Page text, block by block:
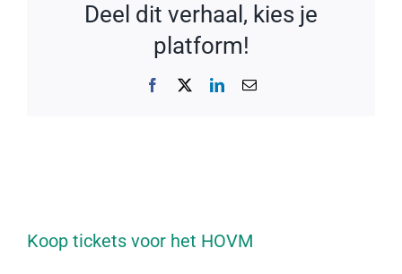
Deel dit verhaal, kies je
platform!
Facebook LinkedIn
E-
Koop tickets voor het HOVM